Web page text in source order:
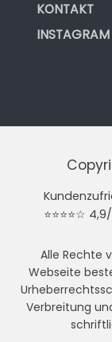
KONTAKT
INSTAGRAM
⭐⭐⭐⭐☆
Alle Rechte
Webseite
Verbreitung